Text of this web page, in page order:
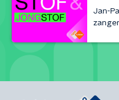
Jan-
zanger